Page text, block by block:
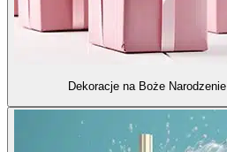
Dekoracje na Boże Narodzenie